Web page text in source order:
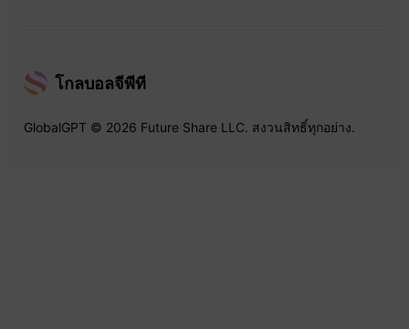
โกลบอลจีพีที
GlobalGPT © 2026 Future Share LLC. สงวนสิทธิ์ทุกอย่าง.